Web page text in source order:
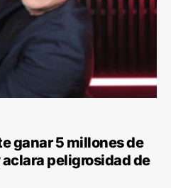
ganar 5 millones de
aclara peligrosidad de